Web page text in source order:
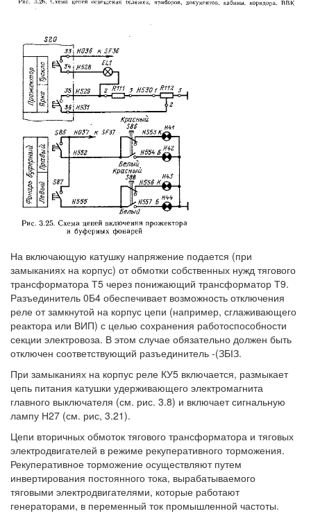
На включающую катушку напряжение подается (при
замыканиях на корпус) от обмотки собственных нужд тягового
трансформатора Т5 через понижающий трансформатор Т9.
Разъединитель 0Б4 обеспечивает возможность отключения
реле от замкнутой на корпус цепи (например, сглаживающего
реактора или ВИП) с целью сохранения работоспособности
секции электровоза. В этом случае обязательно должен быть
отключен соответствующий разъединитель -(ЗБІЗ.
При замыканиях на корпус реле КУ5 включается, размыкает
цепь питания катушки удерживающего электромагнита
главного выключателя (см. рис. 3.8) и включает сигнальную
лампу Н27 (см. рис, 3.21).
Цепи вторичных обмоток тягового трансформатора и тяговых
электродвигателей в режиме рекуперативного торможения.
Рекуперативное торможение осуществляют путем
инвертирования постоянного тока, вырабатываемого
тяговыми электродвигателями, которые работают
генераторами, в переменный ток промышленной частоты.